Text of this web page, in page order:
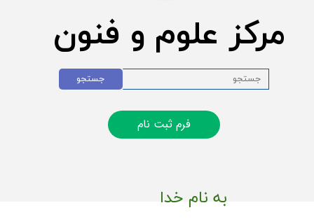
مرکز علوم و فنون
فرم ثبت نام
جستجو
به نام خدا